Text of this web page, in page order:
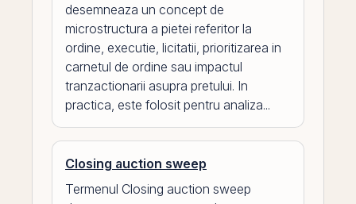
desemneaza un concept de
microstructura a pietei referitor la
ordine, executie, licitatii, prioritizarea in
carnetul de ordine sau impactul
tranzactionarii asupra pretului. In
practica, este folosit pentru analiza...
Closing auction sweep
Termenul Closing auction sweep